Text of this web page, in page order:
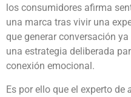
los consumidores afirma
una marca tras vivir una
que generar conversación
una estrategia deliberada
conexión emocional.
Es por ello que el experto de